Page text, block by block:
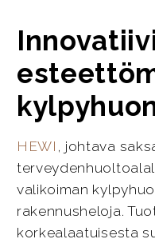
HEWI , johtava
valikoiman
rakennusheloja.
korkealaatuisesta